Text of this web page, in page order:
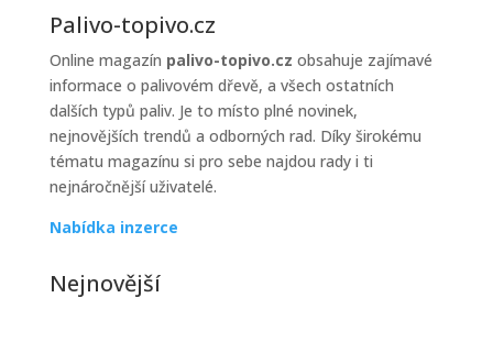
Palivo-topivo.cz
Online magazín palivo-topivo.cz obsahuje zajímavé
informace o palivovém dřevě, a všech ostatních
dalších typů paliv. Je to místo plné novinek,
nejnovějších trendů a odborných rad. Díky širokému
tématu magazínu si pro sebe najdou rady i ti
nejnáročnější uživatelé.
Nabídka inzerce
Nejnovější